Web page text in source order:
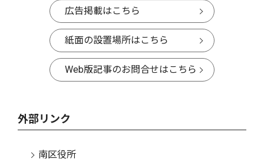
広告掲載はこちら
紙面の設置場所はこちら
Web版記事のお問合せはこちら
外部リンク
南区役所